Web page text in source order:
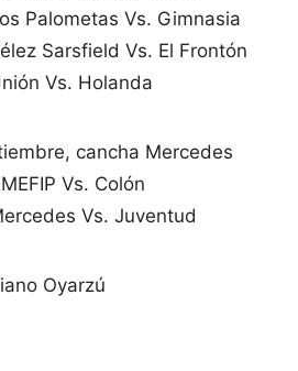
Palometas Vs. Gimnasia
Sarsfield Vs. El Frontón
Vs. Holanda
cancha Mercedes
Vs. Colón
Vs. Juventud
Oyarzú